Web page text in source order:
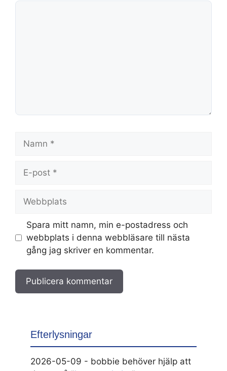
Kommentar
post
Spara mitt namn, min e-postadress och
webbplats i denna webbläsare till nästa
gång jag skriver en kommentar.
Efterlysningar
2026-05-09 - bobbie behöver hjälp att